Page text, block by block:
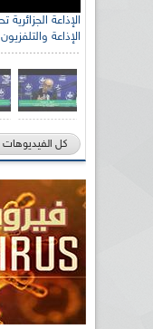
الإذاعة والتلفزيون
كل الفيديوهات